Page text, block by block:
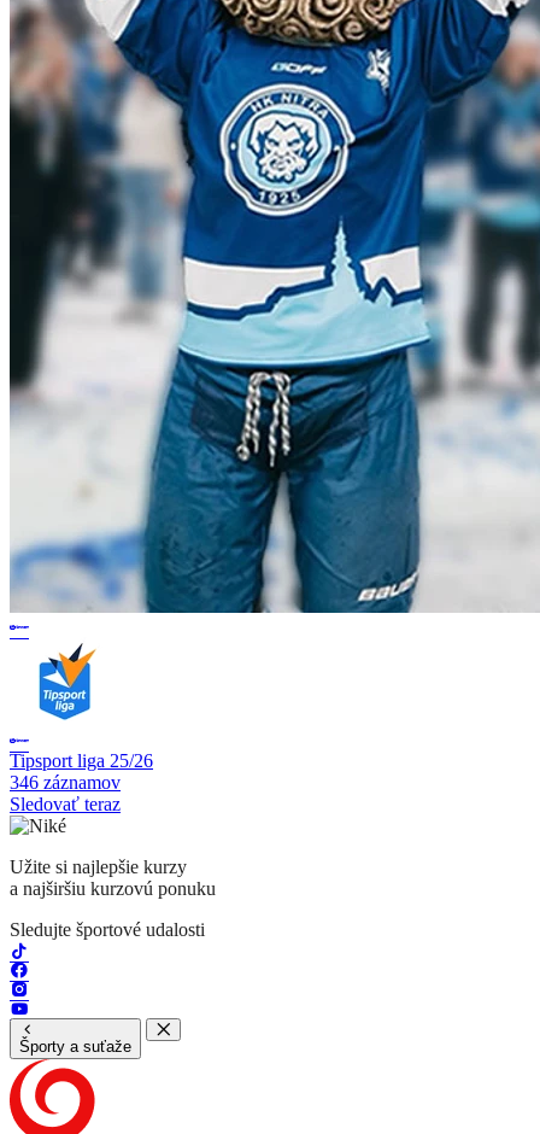
Tipsport liga 25/26
346 záznamov
Sledovať teraz
Užite si najlepšie kurzy
a najširšiu kurzovú ponuku
Sledujte športové udalosti
Športy a suťaže